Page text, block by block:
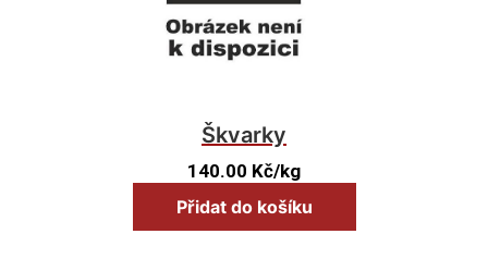
Škvarky
140.00 Kč/kg
Přidat do košíku